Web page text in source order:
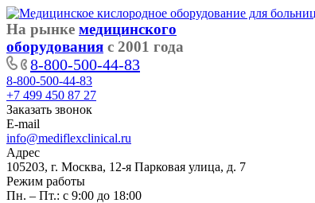
На рынке медицинского
оборудования с 2001 года
8-800-500-44-83
8-800-500-44-83
+7 499 450 87 27
Заказать звонок
E-mail
info@mediflexclinical.ru
Адрес
105203, г. Москва, 12-я Парковая улица, д. 7
Режим работы
Пн. – Пт.: с 9:00 до 18:00